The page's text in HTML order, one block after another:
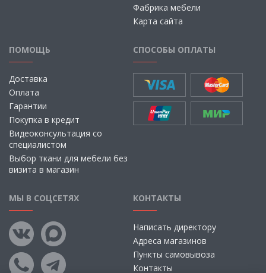
Фабрика мебели
Карта сайта
ПОМОЩЬ
Доставка
Оплата
Гарантии
Покупка в кредит
Видеоконсультация со
специалистом
Выбор ткани для мебели без
визита в магазин
СПОСОБЫ ОПЛАТЫ
МЫ В СОЦСЕТЯХ КОНТАКТЫ
Написать директору
Адреса магазинов
Пункты самовывоза
Контакты